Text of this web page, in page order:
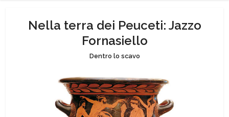
Nella terra dei Peuceti: Jazzo
Fornasiello
Dentro lo scavo